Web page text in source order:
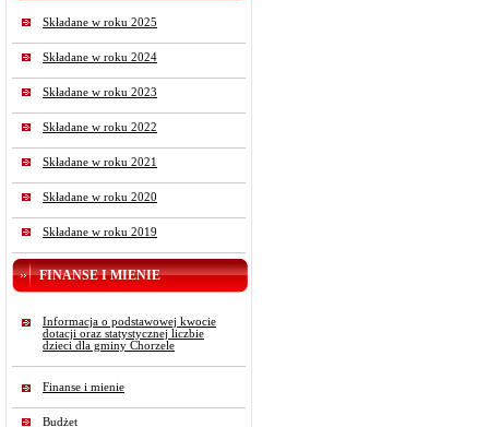
Składane w roku 2025
Składane w roku 2024
Składane w roku 2023
Składane w roku 2022
Składane w roku 2021
Składane w roku 2020
Składane w roku 2019
FINANSE I MIENIE
Informacja o podstawowej kwocie
dotacji oraz statystycznej liczbie
dzieci dla gminy Chorzele
Finanse i mienie
Budżet